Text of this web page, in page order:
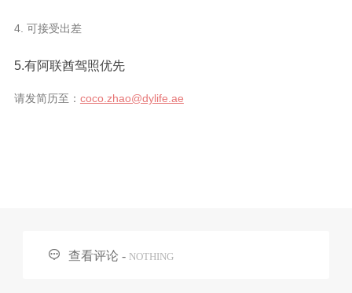
4. 可接受出差
5.有阿联酋驾照优先
请发简历至： coco.zhao@dylife.ae
 查看评论 - NOTHING